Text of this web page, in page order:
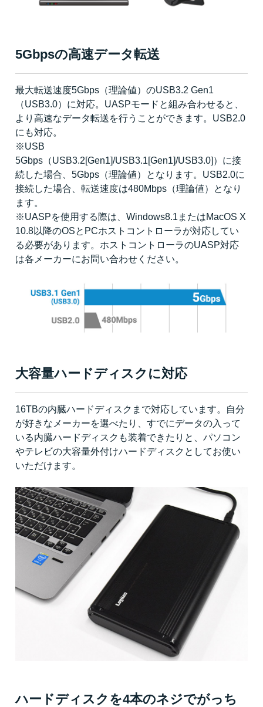
5Gbpsの高速データ転送
最大転送速度5Gbps（理論値）のUSB3.2 Gen1
（USB3.0）に対応。UASPモードと組み合わせると、
より高速なデータ転送を行うことができます。USB2.0
にも対応。
※USB
5Gbps（USB3.2[Gen1]/USB3.1[Gen1]/USB3.0]）に接
続した場合、5Gbps（理論値）となります。USB2.0に
接続した場合、転送速度は480Mbps（理論値）となり
ます。
※UASPを使用する際は、Windows8.1またはMacOS X
10.8以降のOSとPCホストコントローラが対応してい
る必要があります。ホストコントローラのUASP対応
は各メーカーにお問い合わせください。
大容量ハードディスクに対応
16TBの内臓ハードディスクまで対応しています。自分
が好きなメーカーを選べたり、すでにデータの入って
いる内臓ハードディスクも装着できたりと、パソコン
やテレビの大容量外付けハードディスクとしてお使い
いただけます。
ハードディスクを4本のネジでがっち